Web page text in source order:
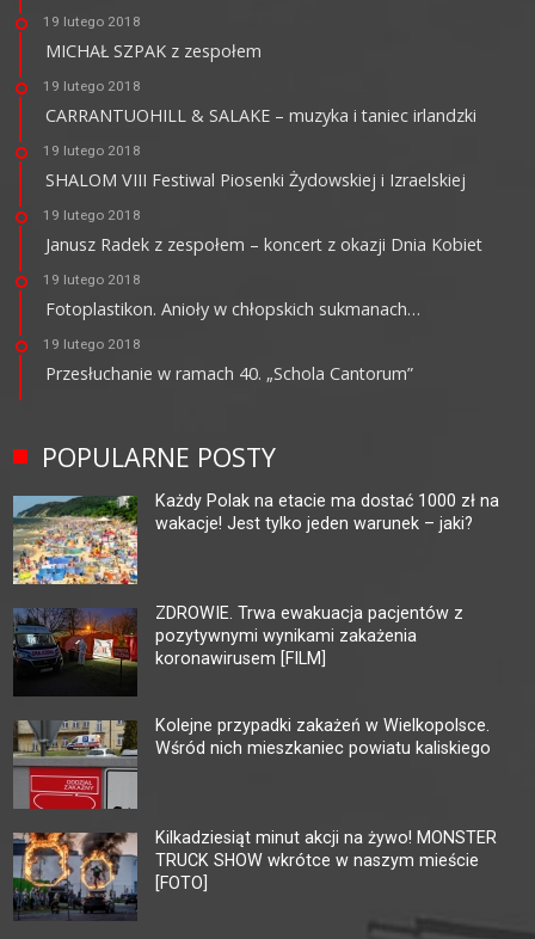
19 lutego 2018
MICHAŁ SZPAK z zespołem
19 lutego 2018
CARRANTUOHILL & SALAKE – muzyka i taniec irlandzki
19 lutego 2018
SHALOM VIII Festiwal Piosenki Żydowskiej i Izraelskiej
19 lutego 2018
Janusz Radek z zespołem – koncert z okazji Dnia Kobiet
19 lutego 2018
Fotoplastikon. Anioły w chłopskich sukmanach…
19 lutego 2018
Przesłuchanie w ramach 40. „Schola Cantorum”
POPULARNE POSTY
Każdy Polak na etacie ma dostać 1000 zł na
wakacje! Jest tylko jeden warunek – jaki?
ZDROWIE. Trwa ewakuacja pacjentów z
pozytywnymi wynikami zakażenia
koronawirusem [FILM]
Kolejne przypadki zakażeń w Wielkopolsce.
Wśród nich mieszkaniec powiatu kaliskiego
Kilkadziesiąt minut akcji na żywo! MONSTER
TRUCK SHOW wkrótce w naszym mieście
[FOTO]